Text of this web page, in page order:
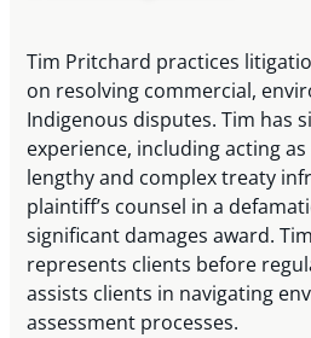
Tim Pritchard practices
on resolving commercial,
Indigenous disputes. Tim has
experience, including acting
lengthy and complex treaty
plaintiff’s counsel in a
significant damages award.
represents clients before
assists clients in navigating
assessment processes.